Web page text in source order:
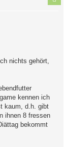
nichts gehört,
kennen ich
kaum, d.h. gibt
ihnen 8 fressen
bekommt